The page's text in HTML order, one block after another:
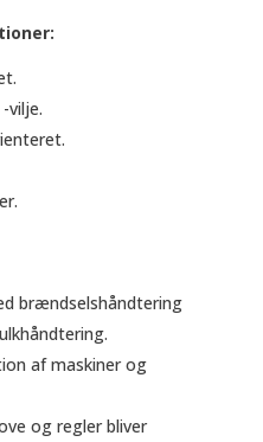
vilje.
brændselshåndtering
af maskiner og
og regler bliver